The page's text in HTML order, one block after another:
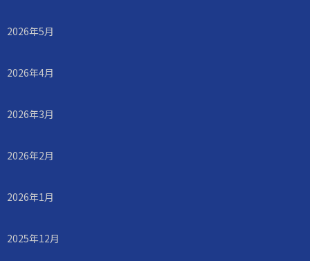
2026年5月
2026年4月
2026年3月
2026年2月
2026年1月
2025年12月